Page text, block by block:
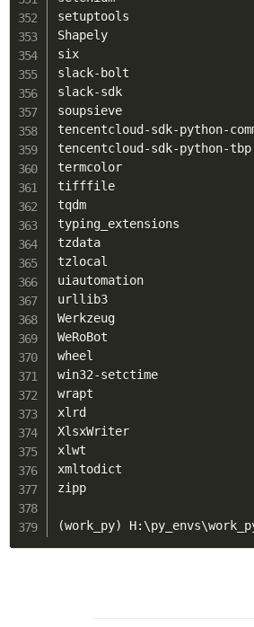
slack-
slack-
tencentcloud-sdk-python-
tencentcloud-sdk-python-
win32-
(work_py) H: \py_envs\